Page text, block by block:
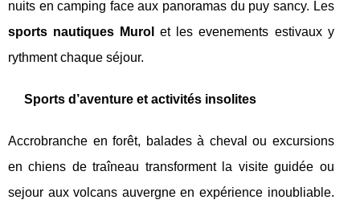
nuits en camping face aux panoramas du puy sancy. Les
sports nautiques Murol
et les evenements estivaux y
rythment chaque séjour.
Sports d’aventure et activités insolites
Accrobranche en forêt, balades à cheval ou excursions
en chiens de traîneau transforment la visite guidée ou
sejour aux volcans auvergne en expérience inoubliable.